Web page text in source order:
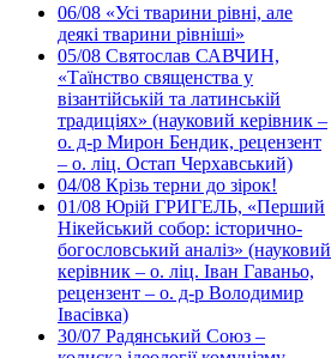
06/08 «Усі тварини рівні, але
деякі тварини рівніші»
05/08 Святослав САВЧИН,
«Таїнство священства у
візантійській та латинській
традиціях» (науковий керівник –
о. д-р Мирон Бендик, рецензент
– о. ліц. Остап Черхавський)
04/08 Крізь терни до зірок!
01/08 Юрій ГРИГЕЛЬ, «Перший
Нікейський собор: історично-
богословський аналіз» (науковий
керівник – о. ліц. Іван Гаваньо,
рецензент – о. д-р Володимир
Івасівка)
30/07 Радянський Союз –